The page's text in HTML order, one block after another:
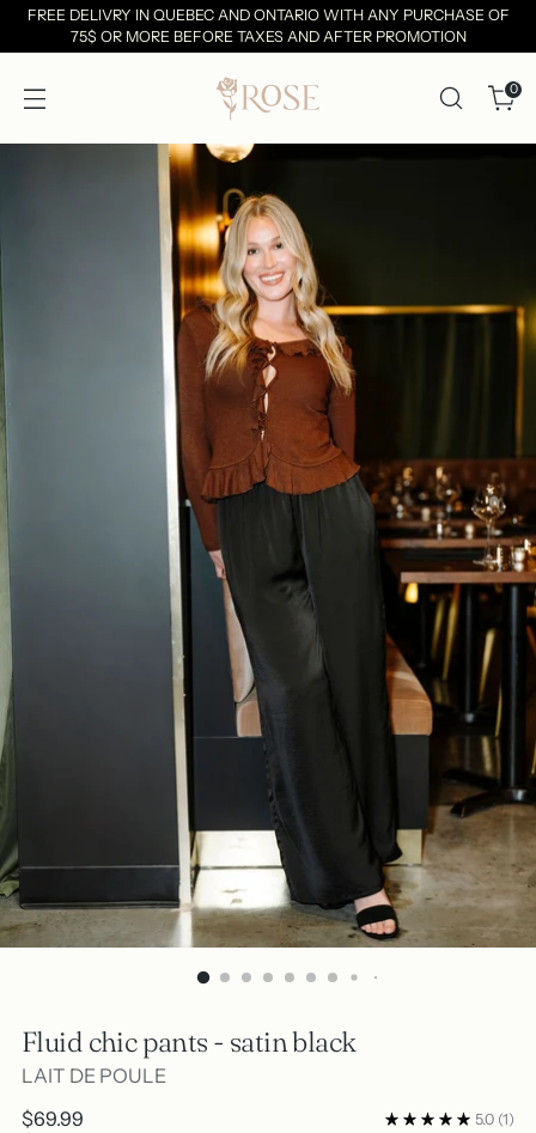
FREE DELIVRY IN QUEBEC AND ONTARIO WITH ANY PURCHASE OF
75$ OR MORE BEFORE TAXES AND AFTER PROMOTION
0
Fluid chic pants - satin black
LAIT DE POULE
Regular
$69.99 5.0 (1)